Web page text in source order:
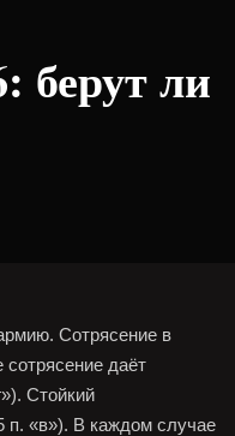
берут ли
Сотрясение в
сотрясение даёт
Стойкий
п. «в»). В каждом случае